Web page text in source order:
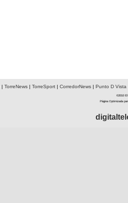
| TorreNews| TorreSport| CorredorNews| Punto D Vista
©2010 El
Página Optimizada